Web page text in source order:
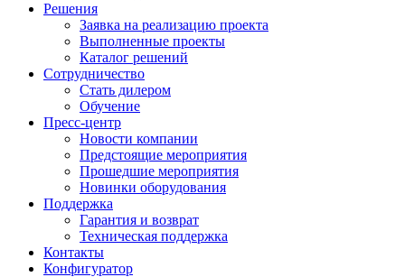
Решения
Заявка на реализацию проекта
Выполненные проекты
Каталог решений
Сотрудничество
Стать дилером
Обучение
Пресс-центр
Новости компании
Предстоящие мероприятия
Прошедшие мероприятия
Новинки оборудования
Поддержка
Гарантия и возврат
Техническая поддержка
Контакты
Конфигуратор